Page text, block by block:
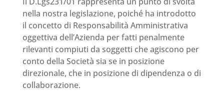
nella nostra legislazione, poiché ha introdotto
il concetto di Responsabilità Amministrativa
oggettiva dell’Azienda per fatti penalmente
rilevanti compiuti da soggetti che agiscono per
conto della Società sia se in posizione
direzionale, che in posizione di dipendenza o di
collaborazione.